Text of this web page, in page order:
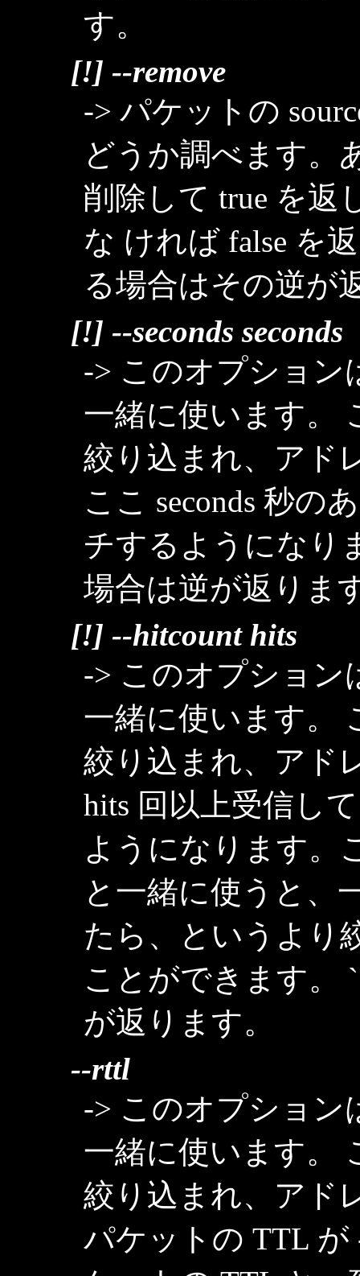
す。
[!] --remove
-> パケットの
どうか調べます。
削除して true を返
な ければ false を
る場合はその逆が
[!] --seconds seconds
-> このオプション
一緒に使います。
絞り込まれ、アド
ここ seconds 秒の
チするようになり
場合は逆が返りま
[!] --hitcount hits
-> このオプション
一緒に使います。
絞り込まれ、アド
hits 回以上受信し
ようになります。
と一緒に使うと、
たら、というより
ことができます。
が返ります。
--rttl
-> このオプション
一緒に使います。
絞り込まれ、アド
パケットの TTL が